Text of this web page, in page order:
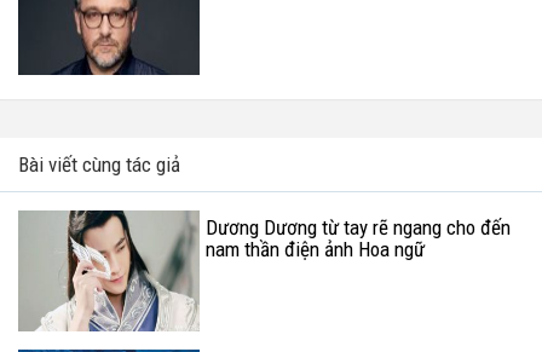
Bài viết cùng tác giả
Dương Dương từ tay rẽ ngang cho đến
nam thần điện ảnh Hoa ngữ